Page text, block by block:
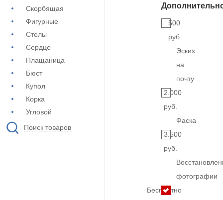
Скорбящая
Фигурные
Стелы
Сердце
Плащаница
Бюст
Купол
Корка
Угловой
Поиск товаров
500
руб.
Эскиз
на
почту
2.000
руб.
Фаска
3.500
руб.
фотографии
Бесплатно